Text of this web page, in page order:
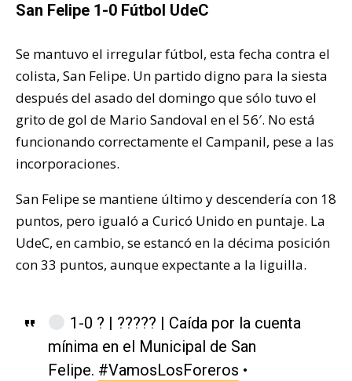
San Felipe 1-0 Fútbol UdeC
Se mantuvo el irregular fútbol, esta fecha contra el
colista, San Felipe. Un partido digno para la siesta
después del asado del domingo que sólo tuvo el
grito de gol de Mario Sandoval en el 56′. No está
funcionando correctamente el Campanil, pese a las
incorporaciones.
San Felipe se mantiene último y descendería con 18
puntos, pero igualó a Curicó Unido en puntaje. La
UdeC, en cambio, se estancó en la décima posición
con 33 puntos, aunque expectante a la liguilla.
1-0 ? | ????? | Caída por la cuenta
mínima en el Municipal de San
Felipe. #VamosLosForeros •